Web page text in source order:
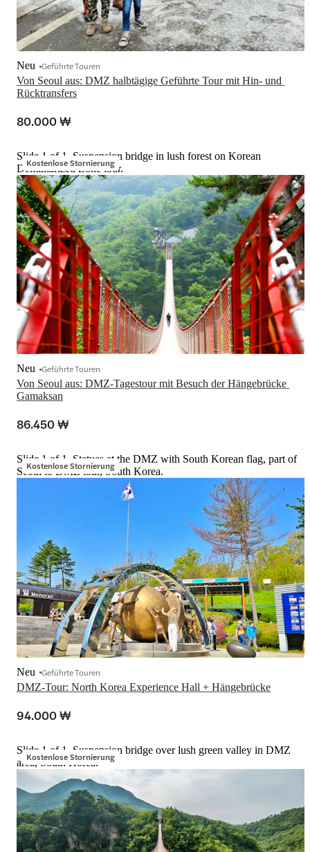
Von Seoul aus: DMZ halbtägige Geführte Tour mit Hin- und
Rücktransfers
Neu Geführte Touren
80.000 ₩
Kostenlose Stornierung
Slide 1 of 1, Suspension bridge in lush forest on Korean
Demilitarized Zone tour.
Von Seoul aus: DMZ-Tagestour mit Besuch der Hängebrücke
Gamaksan
Neu Geführte Touren
86.450 ₩
Kostenlose Stornierung
Slide 1 of 1, Statues at the DMZ with South Korean flag, part of
Seoul to DMZ tour, South Korea.
DMZ-Tour: North Korea Experience Hall + Hängebrücke
Neu Geführte Touren
94.000 ₩
Kostenlose Stornierung
Slide 1 of 1, Suspension bridge over lush green valley in DMZ
area, South Korea.